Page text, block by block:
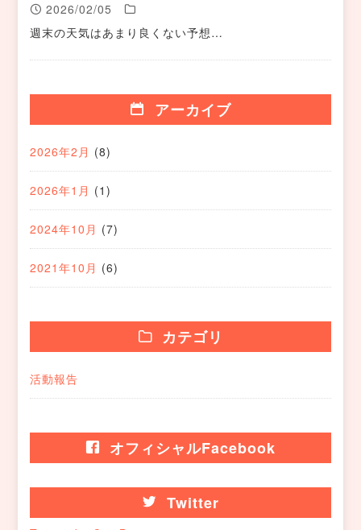
2026/02/05
週末の天気はあまり良くない予想…
アーカイブ
2026年2月 (8)
2026年1月 (1)
2024年10月 (7)
2021年10月 (6)
カテゴリ
活動報告
オフィシャルFacebook
Twitter